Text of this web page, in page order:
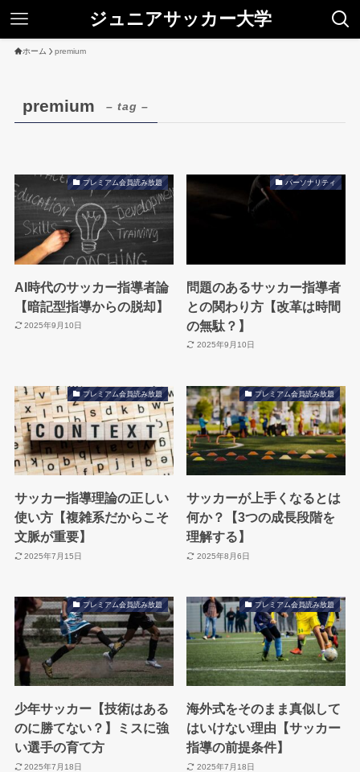
ジュニアサッカー大学
ホーム premium
premium – tag –
プレミアム会員読み放題
AI時代のサッカー指導者論
【暗記型指導からの脱却】
2025年9月10日
パーソナリティ
問題のあるサッカー指導者
との関わり方【改革は時間
の無駄？】
2025年9月10日
プレミアム会員読み放題
サッカー指導理論の正しい
使い方【複雑系だからこそ
文脈が重要】
2025年7月15日
プレミアム会員読み放題
サッカーが上手くなるとは
何か？【3つの成長段階を
理解する】
2025年8月6日
プレミアム会員読み放題
少年サッカー【技術はある
のに勝てない？】ミスに強
い選手の育て方
2025年7月18日
プレミアム会員読み放題
海外式をそのまま真似して
はいけない理由【サッカー
指導の前提条件】
2025年7月18日